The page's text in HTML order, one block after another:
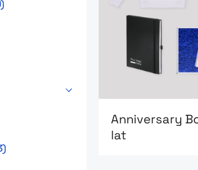
)
)
Anniversary
lat